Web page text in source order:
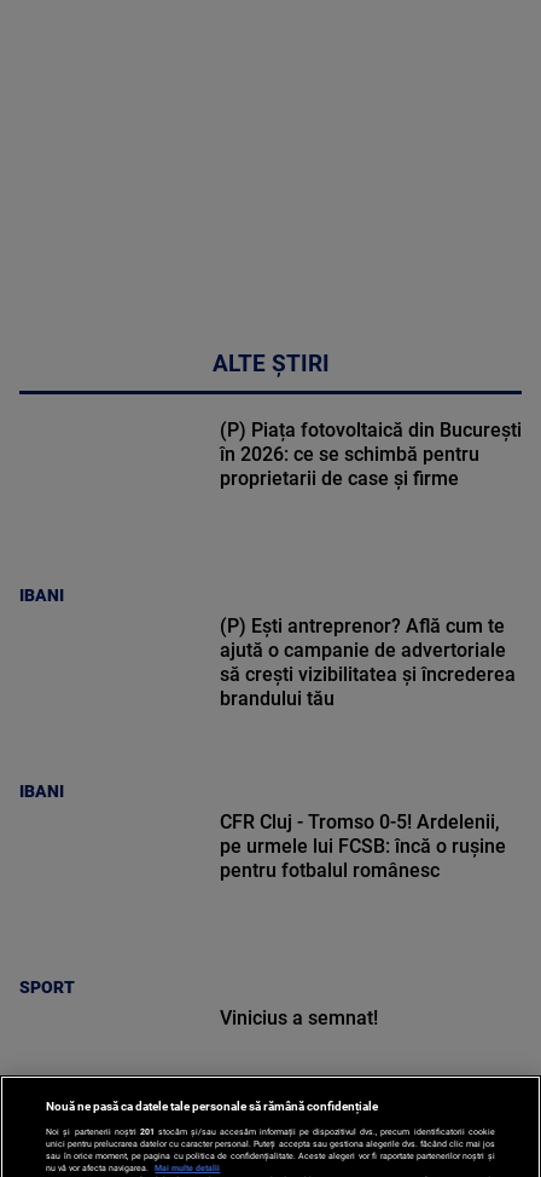
ALTE ȘTIRI
IBANI
(P) Piața fotovoltaică din București
în 2026: ce se schimbă pentru
proprietarii de case și firme
IBANI
(P) Ești antreprenor? Află cum te
ajută o campanie de advertoriale
să crești vizibilitatea și încrederea
brandului tău
SPORT
CFR Cluj - Tromso 0-5! Ardelenii,
pe urmele lui FCSB: încă o rușine
pentru fotbalul românesc
Vinicius a semnat!
Nouă ne pasă ca datele tale personale să rămână confidențiale
Noi și partenerii noștri 201 stocăm și/sau accesăm informații pe dispozitivul dvs., precum identificatorii cookie
unici pentru prelucrarea datelor cu caracter personal. Puteți accepta sau gestiona alegerile dvs. făcând clic mai jos
sau în orice moment, pe pagina cu politica de confidențialitate. Aceste alegeri vor fi raportate partenerilor noștri și
nu vă vor afecta navigarea.
Mai multe detalii